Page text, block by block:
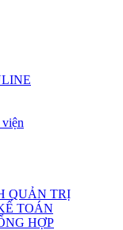
QUẢN TRỊ
TOÁN
HỢP